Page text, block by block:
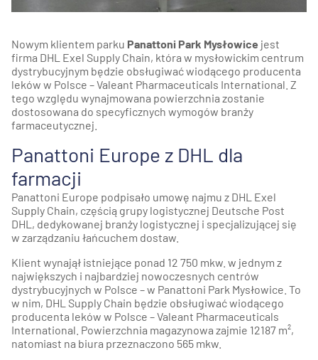
Nowym klientem parku Panattoni Park Mysłowice jest
firma DHL Exel Supply Chain, która w mysłowickim centrum
dystrybucyjnym będzie obsługiwać wiodącego producenta
leków w Polsce – Valeant Pharmaceuticals International. Z
tego względu wynajmowana powierzchnia zostanie
dostosowana do specyficznych wymogów branży
farmaceutycznej.
Panattoni Europe z DHL dla
farmacji
Panattoni Europe podpisało umowę najmu z DHL Exel
Supply Chain, częścią grupy logistycznej Deutsche Post
DHL, dedykowanej branży logistycznej i specjalizującej się
w zarządzaniu łańcuchem dostaw.
Klient wynajął istniejące ponad 12 750 mkw. w jednym z
największych i najbardziej nowoczesnych centrów
dystrybucyjnych w Polsce – w Panattoni Park Mysłowice. To
w nim, DHL Supply Chain będzie obsługiwać wiodącego
producenta leków w Polsce – Valeant Pharmaceuticals
International. Powierzchnia magazynowa zajmie 12187 m²,
natomiast na biura przeznaczono 565 mkw.